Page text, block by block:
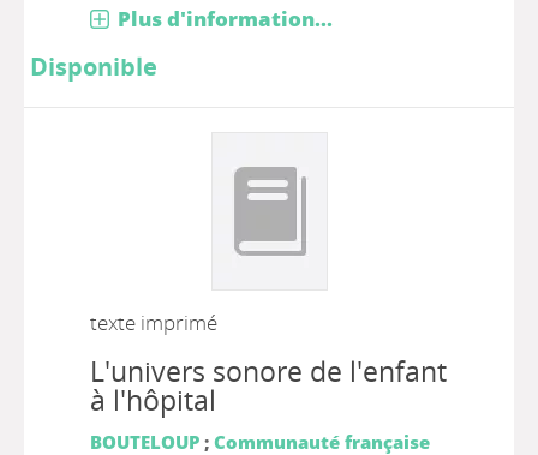
Plus d'information...
Disponible
texte imprimé
L'univers sonore de l'enfant
à l'hôpital
BOUTELOUP; Communauté française